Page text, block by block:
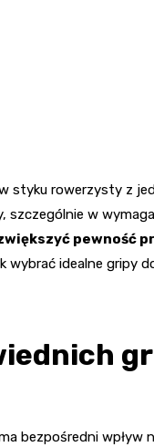
styku rowerzysty z
w
pewność
wybrać idealne gripy
bezpośredni wpływ